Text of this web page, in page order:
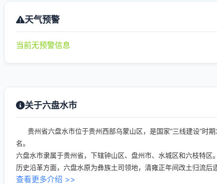
天气预警
当前无预警信息
关于六盘水市
贵州省六盘水市位于贵州西部乌蒙山区，是国家“三线建设”时
名。
六盘水市隶属于贵州省，下辖钟山区、盘州市、水城区和六枝特
历史沿革方面，六盘水原为彝族土司领地，清雍正年间改土归流
查看更多介绍 >>